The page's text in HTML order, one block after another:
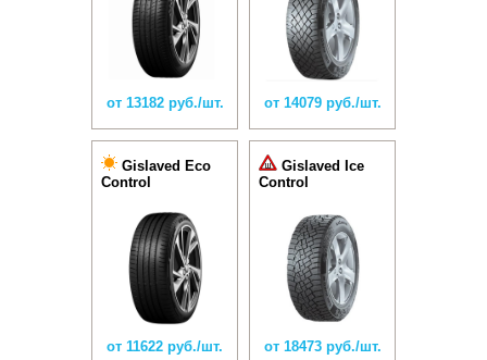
от 13182 руб./шт. от 14079 руб./шт.
Gislaved Eco
Control
от 11622 руб./шт.
Gislaved Ice
Control
от 18473 руб./шт.